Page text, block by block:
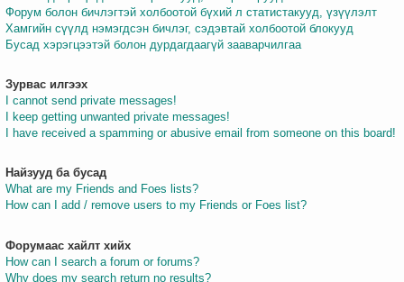
Форум болон бичлэгтэй холбоотой бүхий л статистакууд, үзүүлэлт
Хамгийн сүүлд нэмэгдсэн бичлэг, сэдэвтай холбоотой блокууд
Бусад хэрэгцээтэй болон дурдагдаагүй зааварчилгаа
Зурвас илгээх
I cannot send private messages!
I keep getting unwanted private messages!
I have received a spamming or abusive email from someone on this board!
Найзууд ба бусад
What are my Friends and Foes lists?
How can I add / remove users to my Friends or Foes list?
Форумаас хайлт хийх
How can I search a forum or forums?
Why does my search return no results?